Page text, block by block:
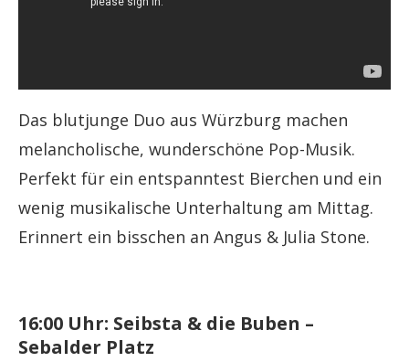
Das blutjunge Duo aus Würzburg machen
melancholische, wunderschöne Pop-Musik.
Perfekt für ein entspanntest Bierchen und ein
wenig musikalische Unterhaltung am Mittag.
Erinnert ein bisschen an Angus & Julia Stone.
16:00 Uhr: Seibsta & die Buben –
Sebalder Platz